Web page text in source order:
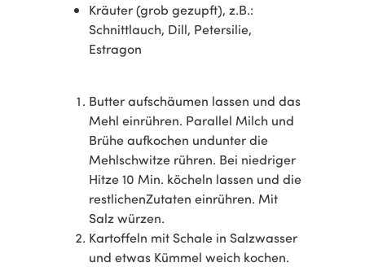
Kräuter (grob gezupft), z.B.:
Schnittlauch, Dill, Petersilie,
Estragon
Butter aufschäumen lassen und das
Mehl einrühren. Parallel Milch und
Brühe aufkochen undunter die
Mehlschwitze rühren. Bei niedriger
Hitze 10 Min. köcheln lassen und die
restlichenZutaten einrühren. Mit
Salz würzen.
Kartoffeln mit Schale in Salzwasser
und etwas Kümmel weich kochen.